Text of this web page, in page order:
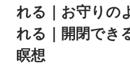
れる｜お守りの
れる｜開閉でき
瞑想